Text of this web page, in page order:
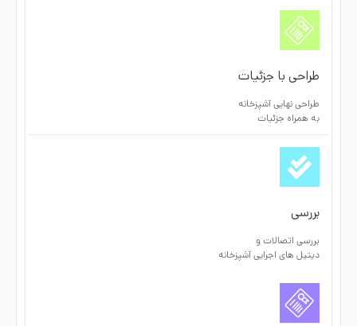
طراحی با جزئیات
طراحی نهایی آشپزخانه
به همراه جزئیات
بررسی
بررسی اتصالات و
دیتیل های اجرایی آشپزخانه